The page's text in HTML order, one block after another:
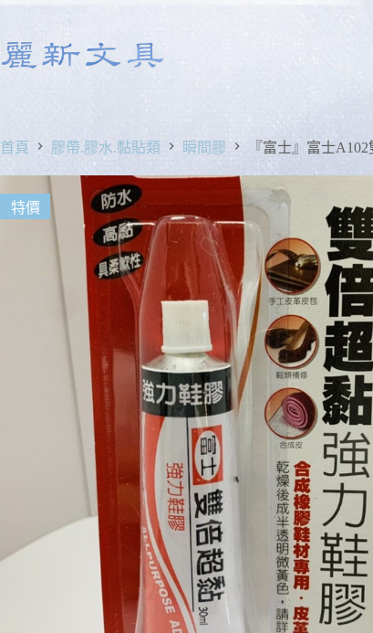
首頁 膠帶.膠水.黏貼類 瞬間膠 『富士』富士
特價